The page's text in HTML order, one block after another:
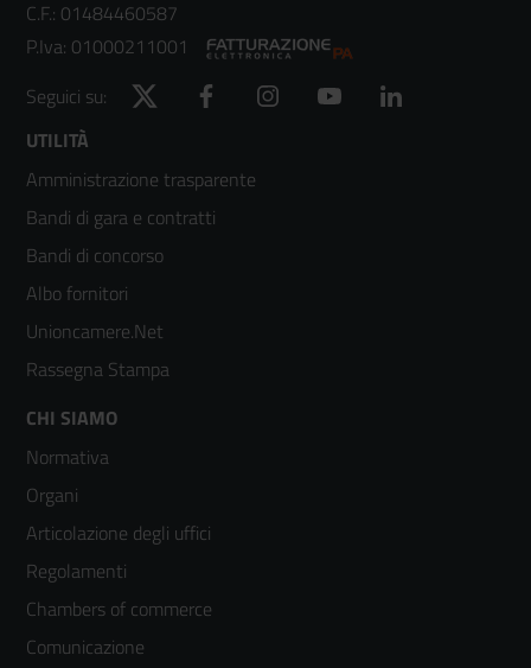
C.F.: 01484460587
P.Iva: 01000211001
Seguici su:
Twitter Facebook Instagram YouTube
Footer
menù
colonna
2
UTILITÀ
Amministrazione trasparente
Bandi di gara e contratti
Bandi di concorso
Albo fornitori
Unioncamere.Net
Rassegna Stampa
Footer
menù
colonna
3
CHI SIAMO
Normativa
Organi
Articolazione degli uffici
Regolamenti
Chambers of commerce
Comunicazione